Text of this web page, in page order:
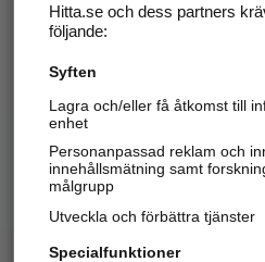
Hitta.se - Gratis
Sök företag, personer och
Hitta telefonnummer,
Hitta.se och dess partners
följande:
Syften
Lagra och/eller få åtkomst till
enhet
Personanpassad reklam och
innehållsmätning samt
målgrupp
Utveckla och förbättra tjänster
Specialfunktioner